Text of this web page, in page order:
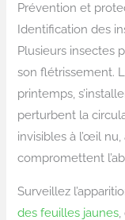
Prévention et
Identification des
Plusieurs insectes
son flétrissement.
printemps,
perturbent la
invisibles à l’œil
compromettent
Surveillez
des feuilles jaunes